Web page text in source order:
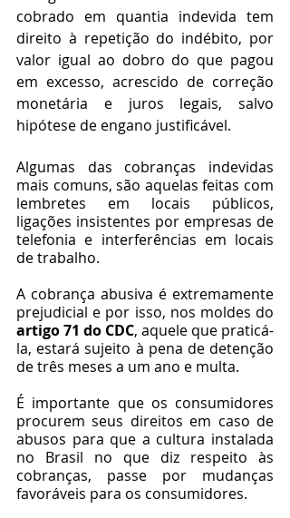
cobrado em quantia indevida tem
direito à repetição do indébito, por
valor igual ao dobro do que pagou
em excesso, acrescido de correção
monetária e juros legais, salvo
hipótese de engano justificável.
Algumas das cobranças indevidas
mais comuns, são aquelas feitas com
lembretes em locais públicos,
ligações insistentes por empresas de
telefonia e interferências em locais
de trabalho.
A cobrança abusiva é extremamente
artigo 71 do CDC, aquele que praticá-
la, estará sujeito à pena de detenção
de três meses a um ano e multa.
É importante que os consumidores
procurem seus direitos em caso de
abusos para que a cultura instalada
no Brasil no que diz respeito às
cobranças, passe por mudanças
favoráveis para os consumidores.